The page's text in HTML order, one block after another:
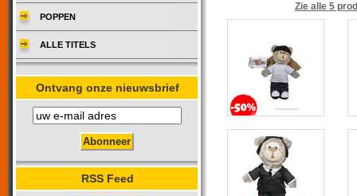
Zie alle 5
POPPEN
ALLE TITELS
Ontvang onze nieuwsbrief
RSS Feed